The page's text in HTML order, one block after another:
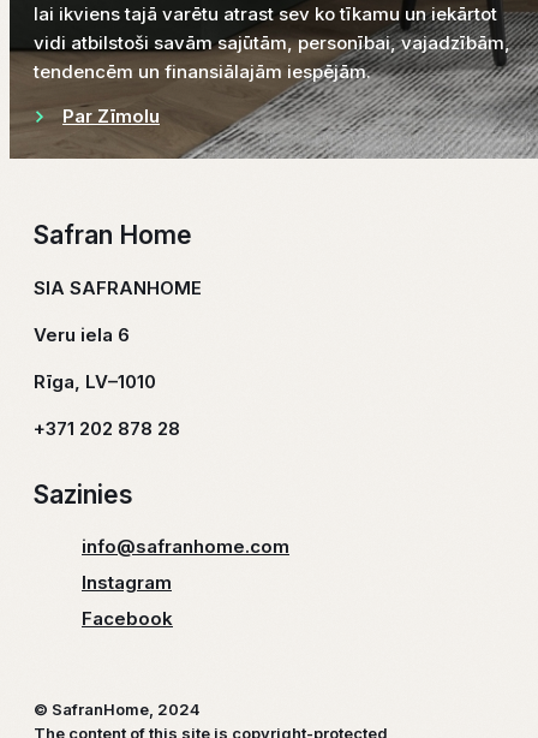
lai ikviens tajā varētu atrast sev ko tīkamu un iekārtot
vidi atbilstoši savām sajūtām, personībai, vajadzībām,
tendencēm un finansiālajām iespējām.
Par Zīmolu
Safran Home
SIA SAFRANHOME
Veru iela 6
Rīga, LV–1010
+371 202 878 28
Sazinies
info@safranhome.com
Instagram
Facebook
© SafranHome, 2024
The content of this site is copyright-protected